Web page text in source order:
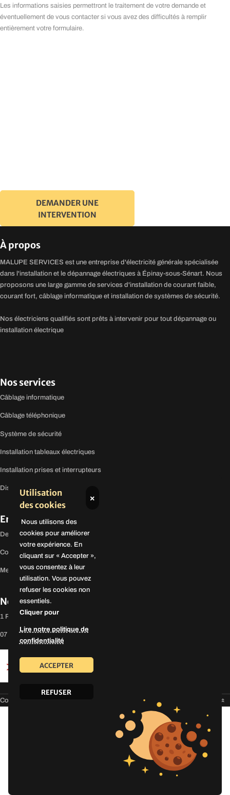
Les informations saisies permettront le traitement de votre demande et
éventuellement de vous contacter si vous avez des difficultés à remplir
entièrement votre formulaire.
Utilisation
des cookies
×
Nous utilisons des
cookies pour améliorer
votre expérience. En
cliquant sur « Accepter »,
vous consentez à leur
utilisation. Vous pouvez
refuser les cookies non
essentiels.
Cliquer pour
Lire notre politique de
confidentialité
ACCEPTER
REFUSER
DEMANDER UNE
INTERVENTION
à propos
MALUPE SERVICES est une entreprise d'électricité générale spécialisée
dans l'installation et le dépannage électriques à Épinay-sous-Sénart. Nous
proposons une large gamme de services d'installation de courant faible,
courant fort, câblage informatique et installation de systèmes de sécurité.
Nos électriciens qualifiés sont prêts à intervenir pour tout dépannage ou
installation électrique
Nos services
Câblage informatique
Câblage téléphonique
Système de sécurité
Installation tableaux électriques
Installation prises et interrupteurs
Distribution de courant
En savoir plus
Demandez un devis
Contactez-nous
Mentions légales
Nos coordonnées
1 Rue Anatole France 91860 Épinay-sous-Sénart
07 82 75 12 32
Copyright 2024 ©